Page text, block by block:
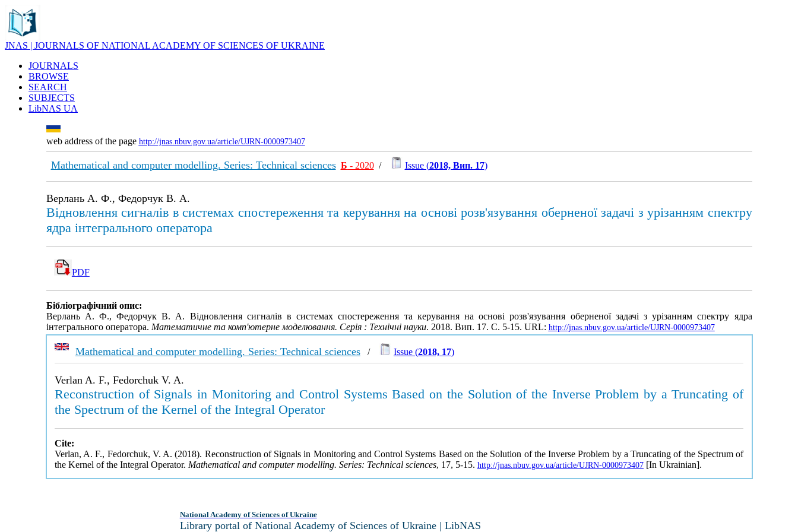
JNAS | JOURNALS OF NATIONAL ACADEMY OF SCIENCES OF UKRAINE
JOURNALS
BROWSE
SEARCH
SUBJECTS
LibNAS UA
web address of the page http://jnas.nbuv.gov.ua/article/UJRN-0000973407
Mathematical and computer modelling. Series: Technical sciences Б - 2020/ Issue (2018, Вип. 17)
Верлань А. Ф., Федорчук В. А.
Відновлення сигналів в системах спостереження та керування на основі розв'язування оберненої задачі з урізанням спектру
ядра інтегрального оператора
PDF
Бібліографічний опис:
Верлань А. Ф., Федорчук В. А. Відновлення сигналів в системах спостереження та керування на основі розв'язування оберненої задачі з урізанням спектру ядра
інтегрального оператора. Математичне та комп'ютерне моделювання. Серія : Технічні науки. 2018. Вип. 17. С. 5-15. URL: http://jnas.nbuv.gov.ua/article/UJRN-0000973407
Mathematical and computer modelling. Series: Technical sciences/ Issue (2018, 17)
Verlan A. F., Fedorchuk V. A.
Reconstruction of Signals in Monitoring and Control Systems Based on the Solution of the Inverse Problem by a Truncating of
the Spectrum of the Kernel of the Integral Operator
Cite:
Verlan, A. F., Fedorchuk, V. A. (2018). Reconstruction of Signals in Monitoring and Control Systems Based on the Solution of the Inverse Problem by a Truncating of the Spectrum of
the Kernel of the Integral Operator. Mathematical and computer modelling. Series: Technical sciences, 17, 5-15. http://jnas.nbuv.gov.ua/article/UJRN-0000973407[In Ukrainian].
National Academy of Sciences of Ukraine
Library portal of National Academy of Sciences of Ukraine | LibNAS